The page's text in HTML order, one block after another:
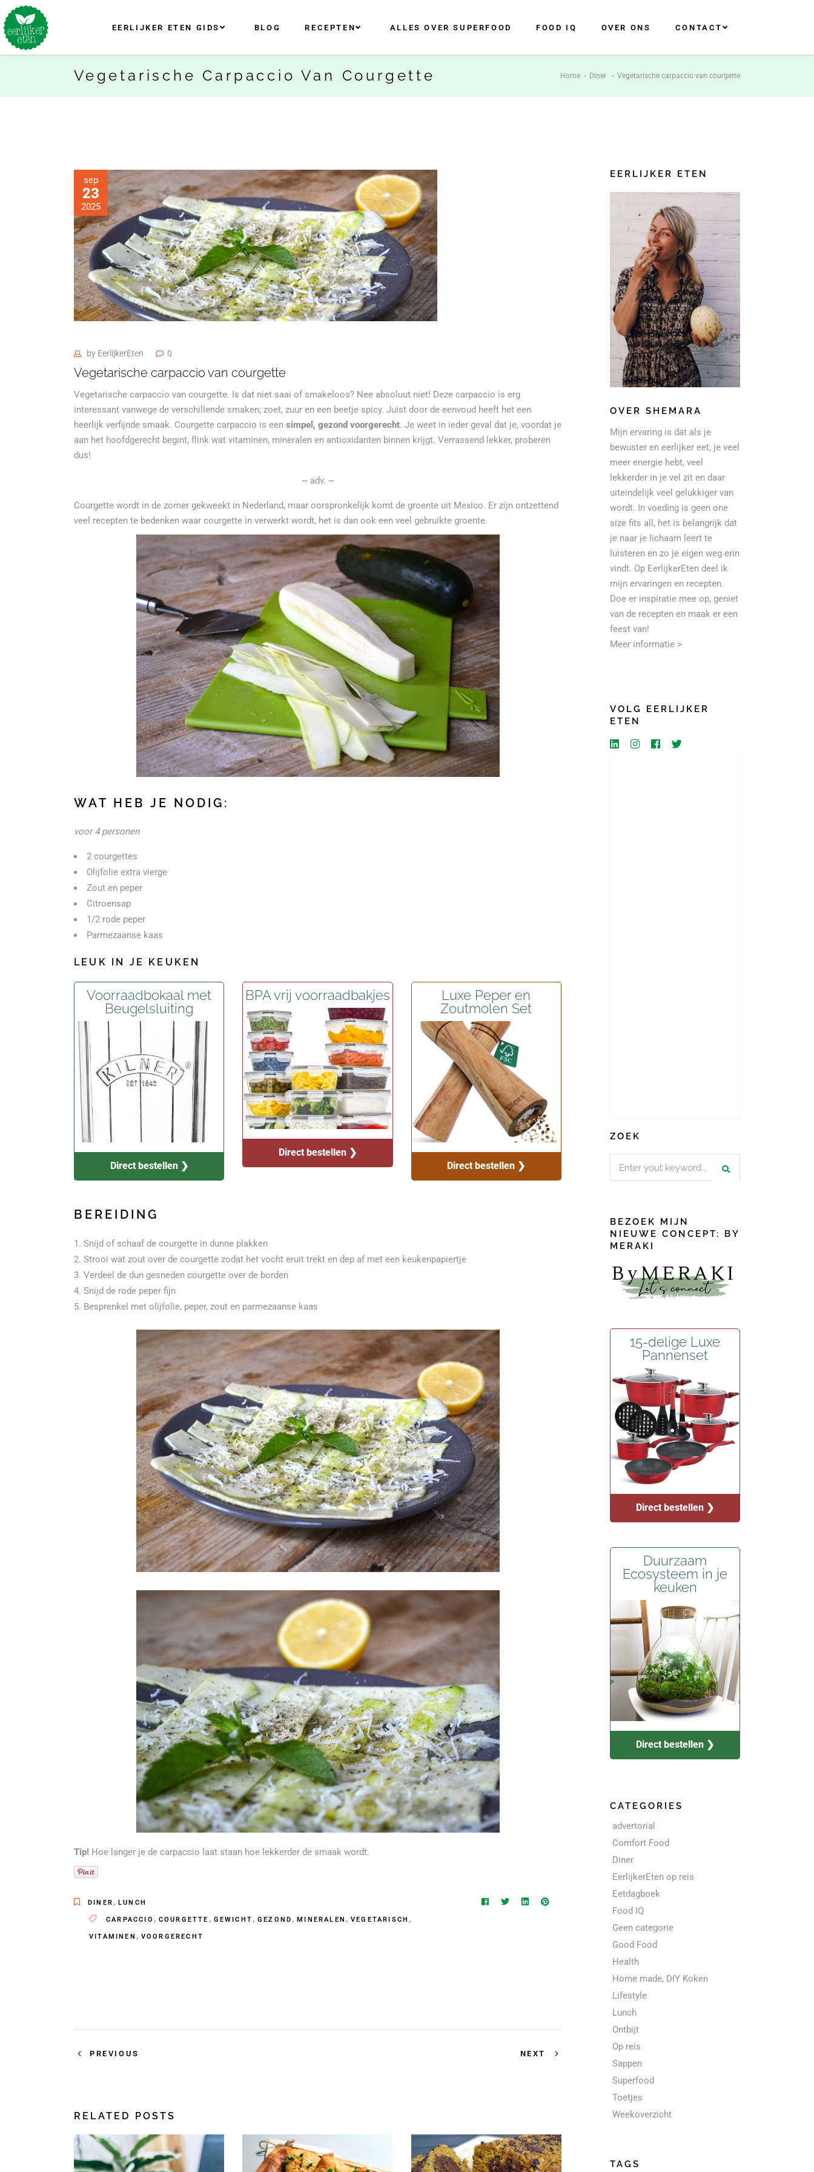
EERLIJKER ETEN GIDS BLOG RECEPTEN ALLES OVER SUPERFOOD FOOD IQ OVER ONS CONTACT
Vegetarische Carpaccio Van Courgette Home - Diner - Vegetarische carpaccio van courgette
sep
23
2025
by EerlijkerEten 0
Vegetarische carpaccio van courgette
Vegetarische carpaccio van courgette. Is dat niet saai of smakeloos? Nee absoluut niet! Deze carpaccio is erg
interessant vanwege de verschillende smaken; zoet, zuur en een beetje spicy. Juist door de eenvoud heeft het een
heerlijk verfijnde smaak. Courgette carpaccio is een simpel, gezond voorgerecht. Je weet in ieder geval dat je, voordat je
aan het hoofdgerecht begint, flink wat vitaminen, mineralen en antioxidanten binnen krijgt. Verrassend lekker, proberen
dus!
~ adv. ~
Courgette wordt in de zomer gekweekt in Nederland, maar oorspronkelijk komt de groente uit Mexico. Er zijn ontzettend
veel recepten te bedenken waar courgette in verwerkt wordt, het is dan ook een veel gebruikte groente.
WAT HEB JE NODIG:
voor 4 personen
2 courgettes
Olijfolie extra vierge
Zout en peper
Citroensap
1/2 rode peper
Parmezaanse kaas
LEUK IN JE KEUKEN
Voorraadbokaal met
Beugelsluiting
Direct bestellen ❯
BPA vrij voorraadbakjes
Direct bestellen ❯
Luxe Peper en
Zoutmolen Set
Direct bestellen ❯
BEREIDING
Snijd of schaaf de courgette in dunne plakken
Strooi wat zout over de courgette zodat het vocht eruit trekt en dep af met een keukenpapiertje
Verdeel de dun gesneden courgette over de borden
Snijd de rode peper fijn
Besprenkel met olijfolie, peper, zout en parmezaanse kaas
Tip! Hoe langer je de carpaccio laat staan hoe lekkerder de smaak wordt.
DINER , LUNCH
CARPACCIO , COURGETTE , GEWICHT ,GEZOND ,MINERALEN ,VEGETARISCH ,
VITAMINEN , VOORGERECHT
PREVIOUS NEXT
RELATED POSTS
EERLIJKER ETEN
OVER SHEMARA
Mijn ervaring is dat als je
bewuster en eerlijker eet, je veel
meer energie hebt, veel
lekkerder in je vel zit en daar
uiteindelijk veel gelukkiger van
wordt. In voeding is geen one
size fits all, het is belangrijk dat
je naar je lichaam leert te
luisteren en zo je eigen weg erin
vindt. Op EerlijkerEten deel ik
mijn ervaringen en recepten.
Doe er inspiratie mee op, geniet
van de recepten en maak er een
feest van!
Meer informatie >
VOLG EERLIJKER
ETEN
ZOEK
Search
BEZOEK MIJN
NIEUWE CONCEPT: BY
MERAKI
15-delige Luxe
Pannenset
Direct bestellen ❯
Duurzaam
Ecosysteem in je
keuken
Direct bestellen ❯
CATEGORIES
advertorial
Comfort Food
Diner
EerlijkerEten op reis
Eetdagboek
Food IQ
Geen categorie
Good Food
Health
Home made, DIY Koken
Lifestyle
Lunch
Ontbijt
Op reis
Sappen
Superfood
Toetjes
Weekoverzicht
TAGS